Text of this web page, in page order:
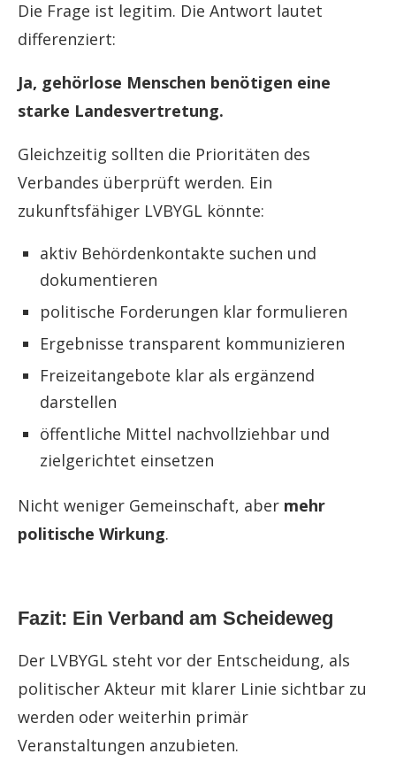
Die Frage ist legitim. Die Antwort lautet
differenziert:
Ja, gehörlose Menschen benötigen eine
starke Landesvertretung.
Gleichzeitig sollten die Prioritäten des
Verbandes überprüft werden. Ein
zukunftsfähiger LVBYGL könnte:
aktiv Behördenkontakte suchen und
dokumentieren
politische Forderungen klar formulieren
Ergebnisse transparent kommunizieren
Freizeitangebote klar als ergänzend
darstellen
öffentliche Mittel nachvollziehbar und
zielgerichtet einsetzen
Nicht weniger Gemeinschaft, aber mehr
politische Wirkung.
Fazit: Ein Verband am Scheideweg
Der LVBYGL steht vor der Entscheidung, als
politischer Akteur mit klarer Linie sichtbar zu
werden oder weiterhin primär
Veranstaltungen anzubieten.